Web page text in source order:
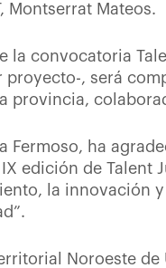
Montserrat Mateos.
la convocatoria
, será
provincia,
Fermoso, ha
edición de Talent
la innovación
Noroeste